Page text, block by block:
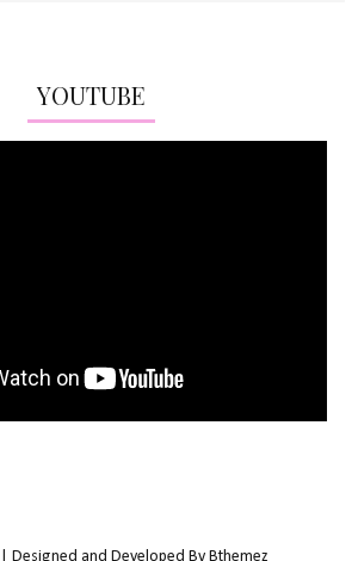
YOUTUBE
Designed and Developed By Bthemez